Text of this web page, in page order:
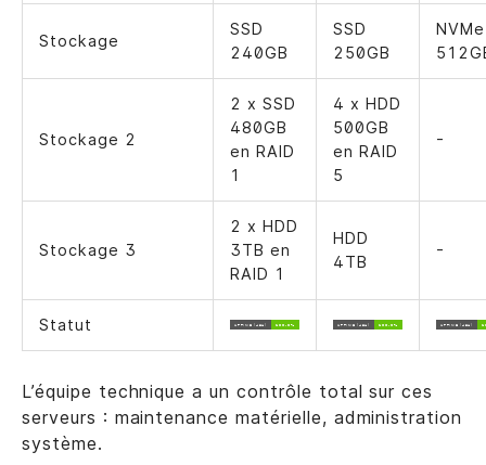
Stockage
SSD
240GB
SSD
250GB
NVMe
Stockage 2
2 x SSD
480GB
en RAID
1
4 x HDD
500GB
en RAID
5
-
Stockage 3
2 x HDD
3TB en
RAID 1
HDD
4TB
-
Statut
L’équipe technique a un contrôle total sur ces
serveurs : maintenance matérielle, administration
système.